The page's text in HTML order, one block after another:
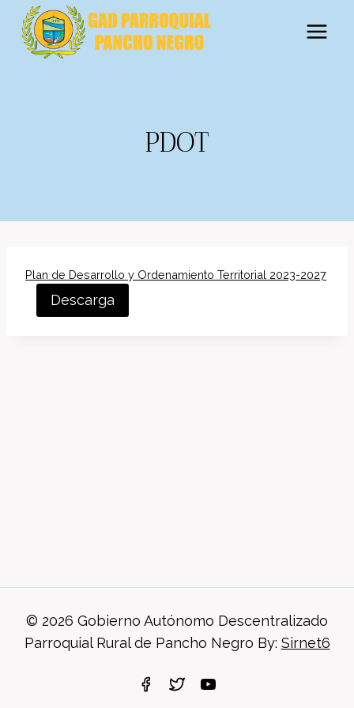
Saltar
contenido
PDOT
Plan de Desarrollo y Ordenamiento Territorial 2023-2027
Descarga
© 2026 Gobierno Autónomo Descentralizado
Parroquial Rural de Pancho Negro By: Sirnet6